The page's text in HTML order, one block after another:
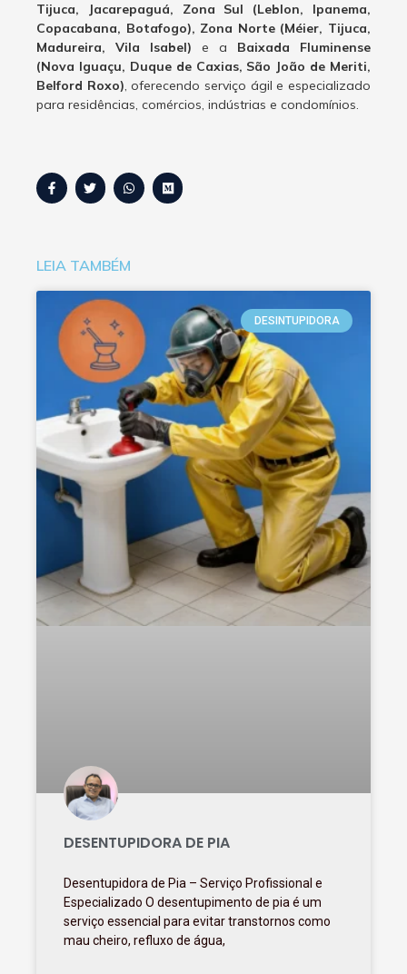
Tijuca, Jacarepaguá, Zona Sul (Leblon, Ipanema,
Copacabana, Botafogo), Zona Norte (Méier, Tijuca,
Madureira, Vila Isabel) e a Baixada Fluminense
(Nova Iguaçu, Duque de Caxias, São João de Meriti,
Belford Roxo), oferecendo serviço ágil e especializado
para residências, comércios, indústrias e condomínios.
LEIA TAMBÉM
DESINTUPIDORA
DESENTUPIDORA DE PIA
Desentupidora de Pia – Serviço Profissional e
Especializado O desentupimento de pia é um
serviço essencial para evitar transtornos como
mau cheiro, refluxo de água,